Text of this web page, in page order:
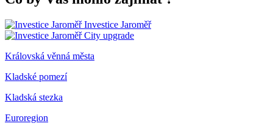
Investice Jaroměř
City upgrade
Královská věnná města
Kladské pomezí
Kladská stezka
Euroregion